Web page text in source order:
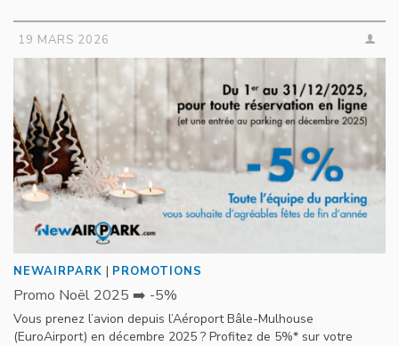
19 MARS 2026
NEWAIRPARK | PROMOTIONS
Promo Noël 2025 ➡️ -5%
Vous prenez l’avion depuis l’Aéroport Bâle-Mulhouse
(EuroAirport) en décembre 2025 ? Profitez de 5%* sur votre